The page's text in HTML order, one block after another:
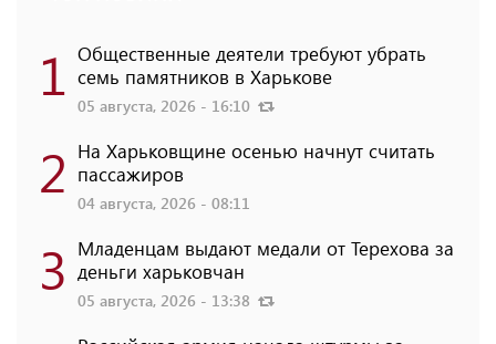
1 Общественные деятели требуют убрать
семь памятников в Харькове
05 августа, 2026 - 16:10
2 На Харьковщине осенью начнут считать
пассажиров
04 августа, 2026 - 08:11
3 Младенцам выдают медали от Терехова за
деньги харьковчан
05 августа, 2026 - 13:38